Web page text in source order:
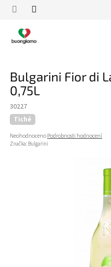
Přejít
Bulgarini Fior di
0,75L
30227
Tiché
Průměrné
hodnocení
NeohodnocenoPodrobnosti hodnocení
Značka: Bulgarini